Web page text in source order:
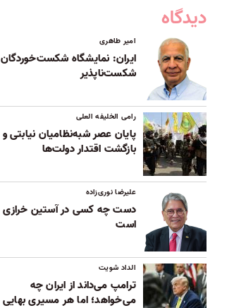
دیدگاه
امیر طاهری
ایران: نمایشگاه شکست‌خوردگان
شکست‌ناپذیر
رامی الخلیفه العلی
پایان عصر شبه‌نظامیان نیابتی و
بازگشت اقتدار دولت‌ها
علیرضا نوری‌زاده
دست چه کسی در آستین خرازی
است
الداد شویت
ترامپ می‌داند از ایران چه
می‌خواهد؛ اما هر مسیری بهایی